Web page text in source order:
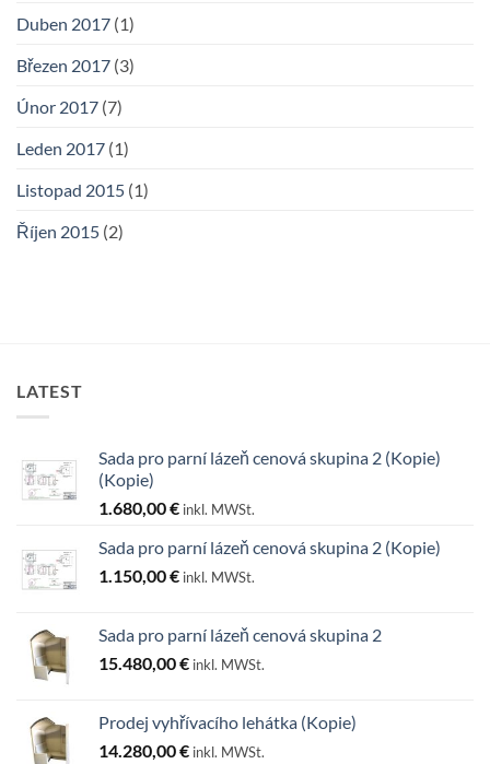
Duben 2017 (1)
Březen 2017 (3)
Únor 2017 (7)
Leden 2017 (1)
Listopad 2015 (1)
Říjen 2015 (2)
LATEST
Sada pro parní lázeň cenová skupina 2 (Kopie)
(Kopie)
1.680,00€ inkl. MWSt.
Sada pro parní lázeň cenová skupina 2 (Kopie)
1.150,00€ inkl. MWSt.
Sada pro parní lázeň cenová skupina 2
15.480,00€ inkl. MWSt.
Prodej vyhřívacího lehátka (Kopie)
14.280,00€ inkl. MWSt.